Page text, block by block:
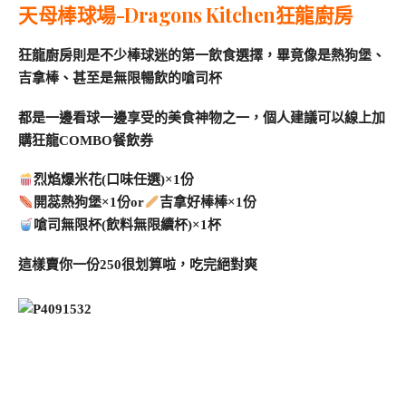
天母棒球場-Dragons Kitchen狂龍廚房
狂龍廚房則是不少棒球迷的第一飲食選擇，畢竟像是熱狗堡、
吉拿棒、甚至是無限暢飲的嗆司杯
都是一邊看球一邊享受的美食神物之一，個人建議可以線上加
購狂龍COMBO餐飲券
烈焰爆米花(口味任選)×1份
開蕊熱狗堡×1份or
吉拿好棒棒×1份
嗆司無限杯(飲料無限續杯)×1杯
這樣賣你一份250很划算啦，吃完絕對爽